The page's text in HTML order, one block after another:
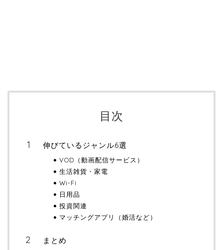
目次
伸びているジャンル6選
VOD（動画配信サービス）
生活雑貨・家電
Wi-Fi
日用品
投資関連
マッチングアプリ（婚活など）
まとめ